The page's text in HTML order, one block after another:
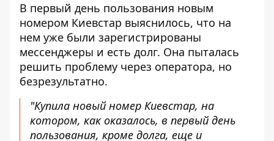
В первый день пользования новым
номером Киевстар выяснилось, что на
нем уже были зарегистрированы
мессенджеры и есть долг. Она пыталась
решить проблему через оператора, но
безрезультатно.
"Купила новый номер Киевстар, на
котором, как оказалось, в первый день
пользования, кроме долга, еще и